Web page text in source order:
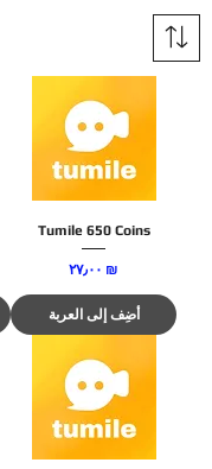
Tumile 650 Coins
السعر ‏٢٧٫٠٠ ₪
أضِف إلى العربة